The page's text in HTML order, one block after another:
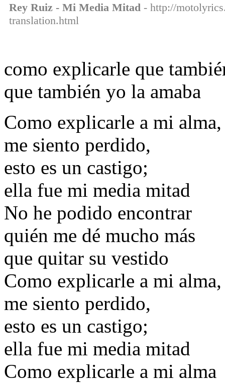
Rey Ruiz - Mi Media Mitad - http://
translation.html
como explicarle que
que también yo la amaba
Como explicarle a mi alma,
me siento perdido,
esto es un castigo;
ella fue mi media mitad
No he podido encontrar
quién me dé mucho más
que quitar su vestido
Como explicarle a mi alma,
me siento perdido,
esto es un castigo;
ella fue mi media mitad
Como explicarle a mi alma